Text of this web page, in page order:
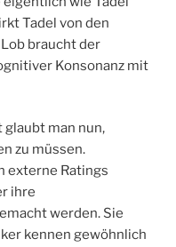
Tadel von den
Lob braucht der
Konsonanz mit
man nun,
zu müssen.
externe Ratings
ihre
werden. Sie
kennen gewöhnlich